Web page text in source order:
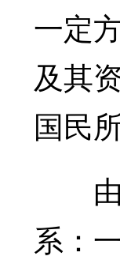
一定
及其
国民
由
系：